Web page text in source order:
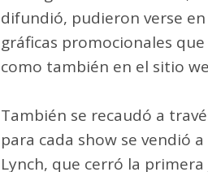
difundió, pudieron verse
gráficas promocionales
como también en el sitio
También se recaudó a
para cada show se vendió
Lynch, que cerró la